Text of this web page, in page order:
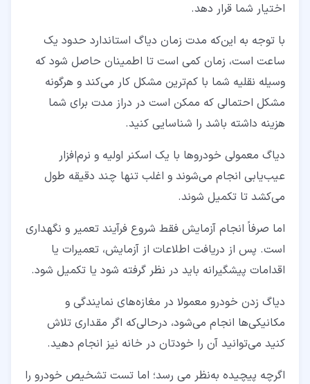
اختیار شما قرار دهد.
با توجه به این‌که مدت زمان دیاگ استاندارد حدود یک
ساعت است، زمان کمی است تا اطمینان حاصل شود که
وسیله نقلیه شما با کم‌ترین مشکل کار می‌کند و هرگونه
مشکل احتمالی که ممکن است در دراز مدت برای شما
هزینه داشته باشد را شناسایی کنید.
دیاگ معمولی خودروها با یک اسکنر اولیه و نرم‌افزار
عیب‌یابی انجام می‌شوند و اغلب تنها چند دقیقه طول
می‌کشد تا تکمیل شوند.
اما صرفاً انجام آزمایش فقط شروع فرآیند تعمیر و نگهداری
است. پس از دریافت اطلاعات از آزمایش، تعمیرات یا
اقدامات پیشگیرانه باید در نظر گرفته شود یا تکمیل شود.
دیاگ زدن خودرو معمولا در مغازه‌های نمایندگی و
مکانیکی‌ها انجام می‌شود، درحالی‌که اگر مقداری تلاش
کنید می‌توانید آن را خودتان در خانه نیز انجام دهید.
اگرچه پیچیده به‌نظر می رسد؛ اما تست تشخیص خودرو را